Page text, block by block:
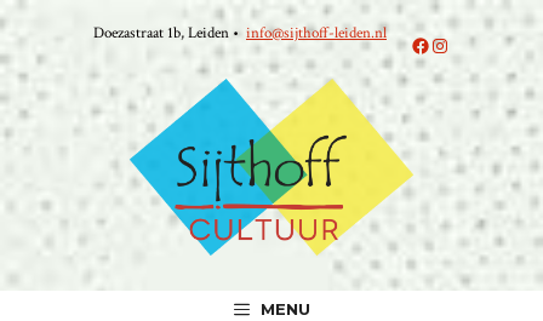
Ga
naar
de
inhoud
Doezastraat 1b, Leiden • info@sijthoff-leiden.nl Facebook
Instagram
MENU